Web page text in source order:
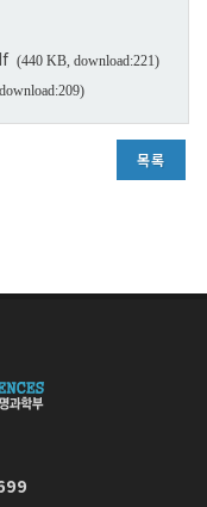
(440 KB, download:221)
목록